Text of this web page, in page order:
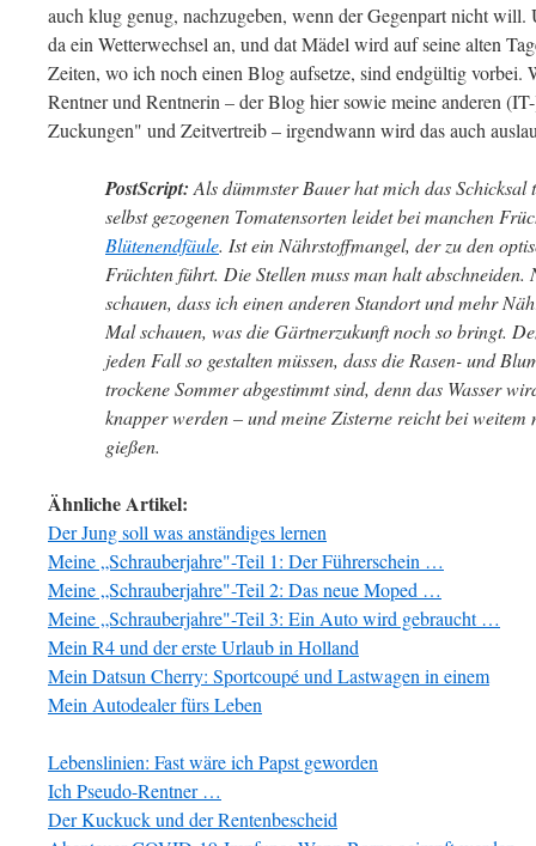
auch klug genug, nachzugeben, wenn der Gegenpart nicht
da ein Wetterwechsel an, und dat Mädel wird auf seine alten
Zeiten, wo ich noch einen Blog aufsetze, sind endgültig vorbei.
Rentner und Rentnerin – der Blog hier sowie meine anderen
Zuckungen" und Zeitvertreib – irgendwann wird das auch
PostScript: Als dümmster Bauer hat mich das Schicksal
selbst gezogenen Tomatensorten leidet bei manchen
Blütenendfäule. Ist ein Nährstoffmangel, der zu den
Früchten führt. Die Stellen muss man halt abschneiden.
schauen, dass ich einen anderen Standort und mehr
Mal schauen, was die Gärtnerzukunft noch so bringt.
jeden Fall so gestalten müssen, dass die Rasen- und
trockene Sommer abgestimmt sind, denn das Wasser
knapper werden – und meine Zisterne reicht bei weitem
gießen.
Ähnliche Artikel:
Der Jung soll was anständiges lernen
Meine „Schrauberjahre"-Teil 1: Der Führerschein …
Meine „Schrauberjahre"-Teil 2: Das neue Moped …
Meine „Schrauberjahre"-Teil 3: Ein Auto wird gebraucht …
Mein R4 und der erste Urlaub in Holland
Mein Datsun Cherry: Sportcoupé und Lastwagen in einem
Mein Autodealer fürs Leben
Lebenslinien: Fast wäre ich Papst geworden
Ich Pseudo-Rentner …
Der Kuckuck und der Rentenbescheid